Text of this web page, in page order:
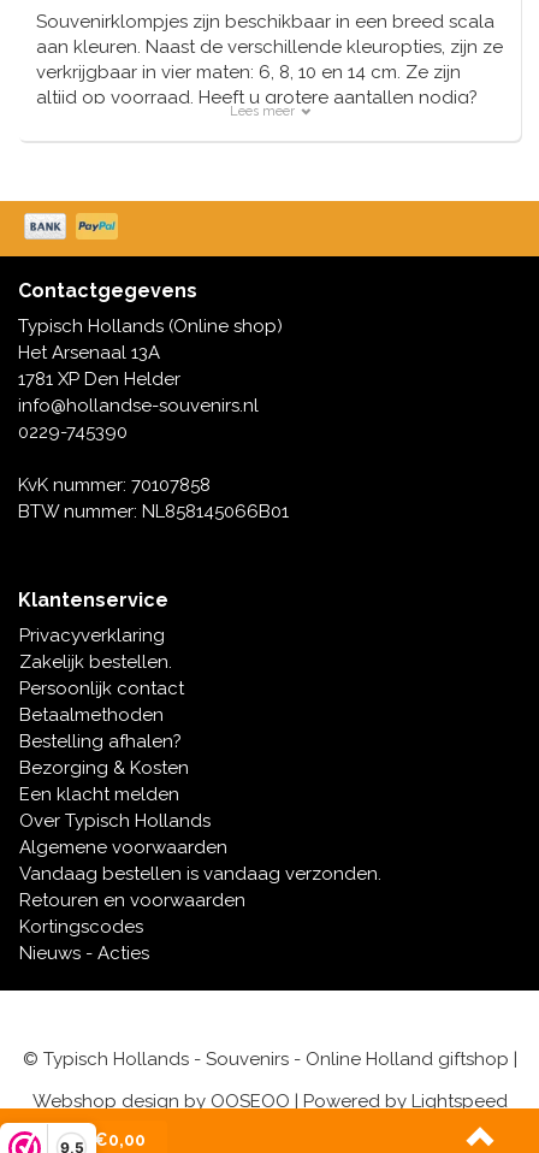
9,5
Souvenirklompjes zijn beschikbaar in een breed scala
aan kleuren. Naast de verschillende kleuropties, zijn ze
verkrijgbaar in vier maten: 6, 8, 10 en 14 cm. Ze zijn
altijd op voorraad. Heeft u grotere aantallen nodig?
Aarzel niet om te bellen of te mailen, we helpen u
graag verder.
Lees meer
Contactgegevens
Typisch Hollands (Online shop)
Het Arsenaal 13A
1781 XP Den Helder
info@hollandse-souvenirs.nl
0229-745390
KvK nummer: 70107858
BTW nummer: NL858145066B01
Klantenservice
Privacyverklaring
Zakelijk bestellen.
Persoonlijk contact
Betaalmethoden
Bestelling afhalen?
Bezorging & Kosten
Een klacht melden
Over Typisch Hollands
Algemene voorwaarden
Vandaag bestellen is vandaag verzonden.
Retouren en voorwaarden
Kortingscodes
Nieuws - Acties
© Typisch Hollands - Souvenirs - Online Holland giftshop |
Webshop design by OOSEOO | Powered by Lightspeed
(0)| €0,00